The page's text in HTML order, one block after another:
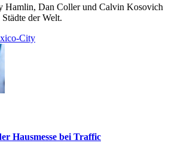
Hamlin, Dan Coller und Calvin Kosovich
der Welt.
City
Hausmesse bei Traffic